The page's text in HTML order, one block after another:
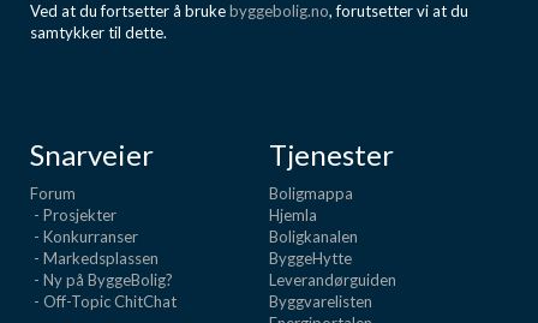
Ved at du fortsetter å brukebyggebolig.no, forutsetter vi at du
samtykker til dette.
Snarveier
Forum
- Prosjekter
- Konkurranser
- Markedsplassen
- Ny på ByggeBolig?
- Off-Topic ChitChat
Tjenester
Boligmappa
Hjemla
Boligkanalen
ByggeHytte
Leverandørguiden
Byggvarelisten